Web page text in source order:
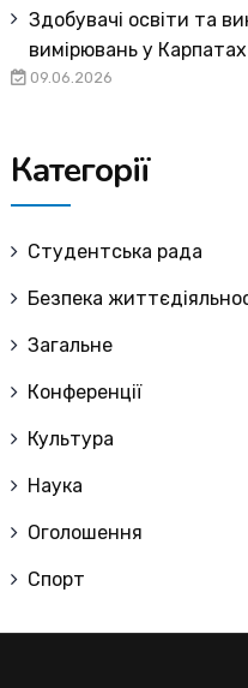
Здобувачі освіти та
вимірювань у Карпатах
09.06.2026
Категорії
Cтудентська рада
Безпека
Загальне
Конференції
Культура
Наука
Оголошення
Спорт